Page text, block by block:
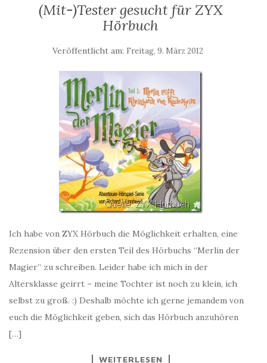
(Mit-)Tester gesucht für ZYX
Hörbuch
Veröffentlicht am: Freitag, 9. März 2012
Ich habe von ZYX Hörbuch die Möglichkeit erhalten, eine
Rezension über den ersten Teil des Hörbuchs “Merlin der
Magier” zu schreiben. Leider habe ich mich in der
Altersklasse geirrt – meine Tochter ist noch zu klein, ich
selbst zu groß. :) Deshalb möchte ich gerne jemandem von
euch die Möglichkeit geben, sich das Hörbuch anzuhören
[…]
WEITERLESEN